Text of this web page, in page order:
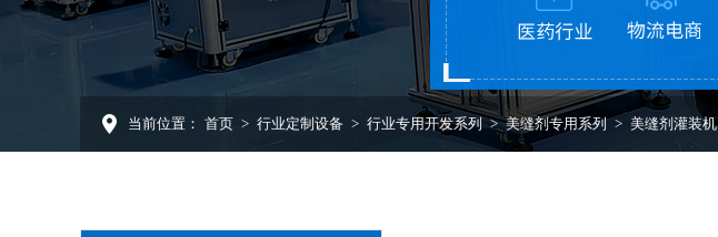
当前位置： 首页 > 行业定制设备 > 行业专用开发系列 > 美缝剂专用系列 > 美缝剂灌装机